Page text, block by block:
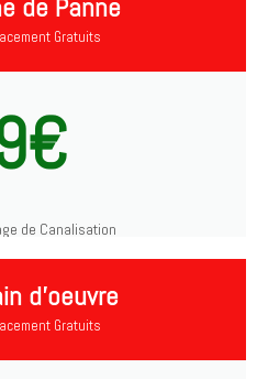
de Panne
Gratuits
de Canalisation
d'oeuvre
Gratuits